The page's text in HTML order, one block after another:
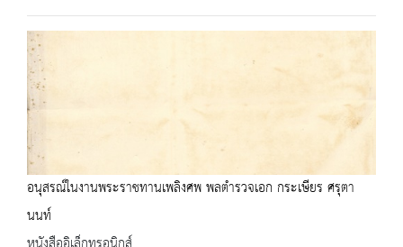
อนุสรณ์ในงานพระราชทานเพลิงศพ พลตำรวจเอก กระเษียร ศรุตา
นนท์